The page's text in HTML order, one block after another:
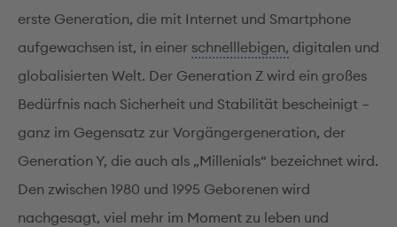
erste Generation, die mit Internet und Smartphone
aufgewachsen ist, in einer schnelllebigen, digitalen und
globalisierten Welt. Der Generation Z wird ein großes
Bedürfnis nach Sicherheit und Stabilität bescheinigt –
ganz im Gegensatz zur Vorgängergeneration, der
Generation Y, die auch als „Millenials“ bezeichnet wird.
Den zwischen 1980 und 1995 Geborenen wird
nachgesagt, viel mehr im Moment zu leben und